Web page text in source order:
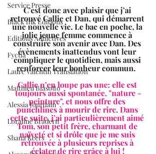
Service Presse
Black Ink Editions
Editions Addictives
Fyctia
Laure Valentin Translation
Matthieu Biasotto
Alessia Jourdain
Loraline Bradern
Shana Keers
C’est donc avec plaisir que j’ai
retrouvé Callie et Dan, qui démarrent
une nouvelle vie. Le bac en poche, la
jolie jeune femme commence à
construire son avenir avec Dan. Des
évènements inattendus vont leur
compliquer le quotidien, mais aussi
renforcer leur bonheur commun.
Callie n’en loupe pas une: elle est
toujours aussi spontanée, "nature -
peinture", et nous offre des
punchlines à mourir de rire. Dans
cette suite, j’ai particulièrement aimé
Tom, son petit frère, charmant de
naïveté et si drôle que je me suis
retrouvée à plusieurs reprises à
éclater de rire grâce à lui !